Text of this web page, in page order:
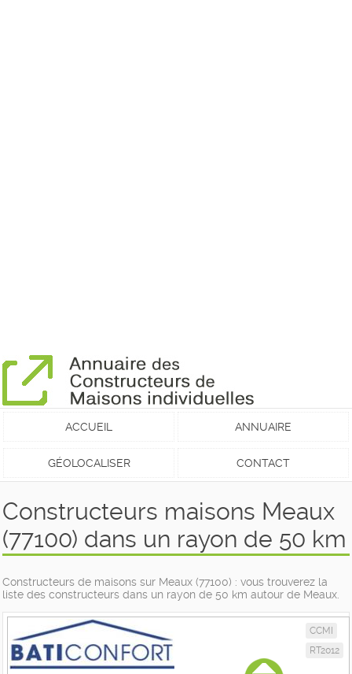
ACCUEIL ANNUAIRE
GÉOLOCALISER CONTACT
Constructeurs maisons Meaux
(77100) dans un rayon de 50 km
Constructeurs de maisons sur Meaux (77100) : vous trouverez la
liste des constructeurs dans un rayon de 50 km autour de Meaux.
CCMI
RT2012